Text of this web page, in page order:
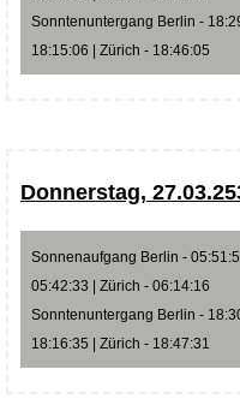
Sonntenuntergang Berlin -
18:15:06 | Zürich - 18:46:05
Donnerstag,
Sonnenaufgang Berlin -
05:42:33 | Zürich - 06:14:16
Sonntenuntergang Berlin -
18:16:35 | Zürich - 18:47:31